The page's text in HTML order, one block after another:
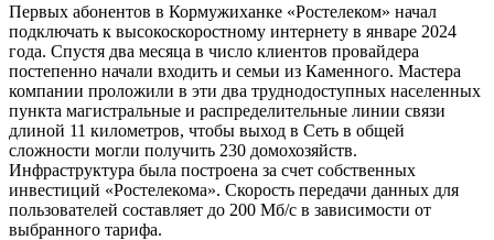
Первых абонентов в Кормужиханке «Ростелеком» начал
подключать к высокоскоростному интернету в январе 2024
года. Спустя два месяца в число клиентов провайдера
постепенно начали входить и семьи из Каменного. Мастера
компании проложили в эти два труднодоступных населенных
пункта магистральные и распределительные линии связи
длиной 11 километров, чтобы выход в Сеть в общей
сложности могли получить 230 домохозяйств.
Инфраструктура была построена за счет собственных
инвестиций «Ростелекома». Скорость передачи данных для
пользователей составляет до 200 Мб/с в зависимости от
выбранного тарифа.